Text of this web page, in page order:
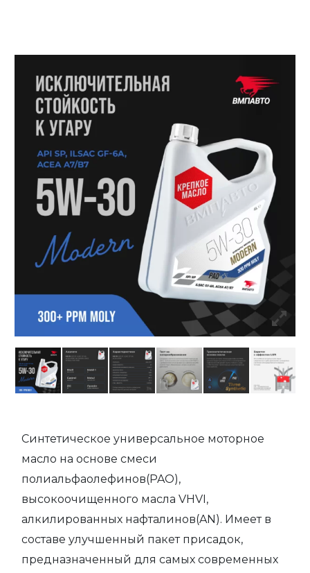
Синтетическое универсальное моторное
масло на основе смеси
полиальфаолефинов(PAO),
высокоочищенного масла VHVI,
алкилированных нафталинов(AN). Имеет в
составе улучшенный пакет присадок,
предназначенный для самых современных